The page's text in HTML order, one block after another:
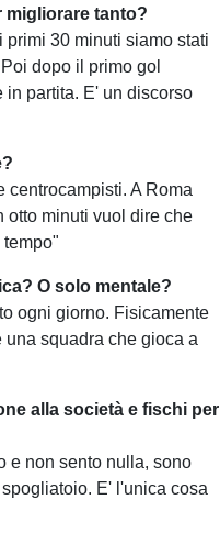
migliorare tanto?
30 minuti siamo stati
dopo il primo gol
in partita. E' un discorso
centrocampisti. A Roma
otto minuti vuol dire che
tempo"
O solo mentale?
ogni giorno. Fisicamente
squadra che gioca a
alla società e fischi per
e non sento nulla, sono
E' l'unica cosa